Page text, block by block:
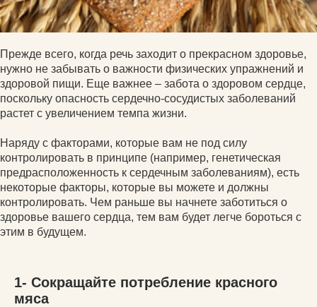
Прежде всего, когда речь заходит о прекрасном здоровье,
нужно не забывать о важности физических упражнений и
здоровой пищи. Еще важнее – забота о здоровом сердце,
поскольку опасность сердечно-сосудистых заболеваний
растет с увеличением темпа жизни.
Наряду с факторами, которые вам не под силу
контролировать в принципе (например, генетическая
предрасположенность к сердечным заболеваниям), есть
некоторые факторы, которые вы можете и должны
контролировать. Чем раньше вы начнете заботиться о
здоровье вашего сердца, тем вам будет легче бороться с
этим в будущем.
1- Сокращайте потребление красного
мяса